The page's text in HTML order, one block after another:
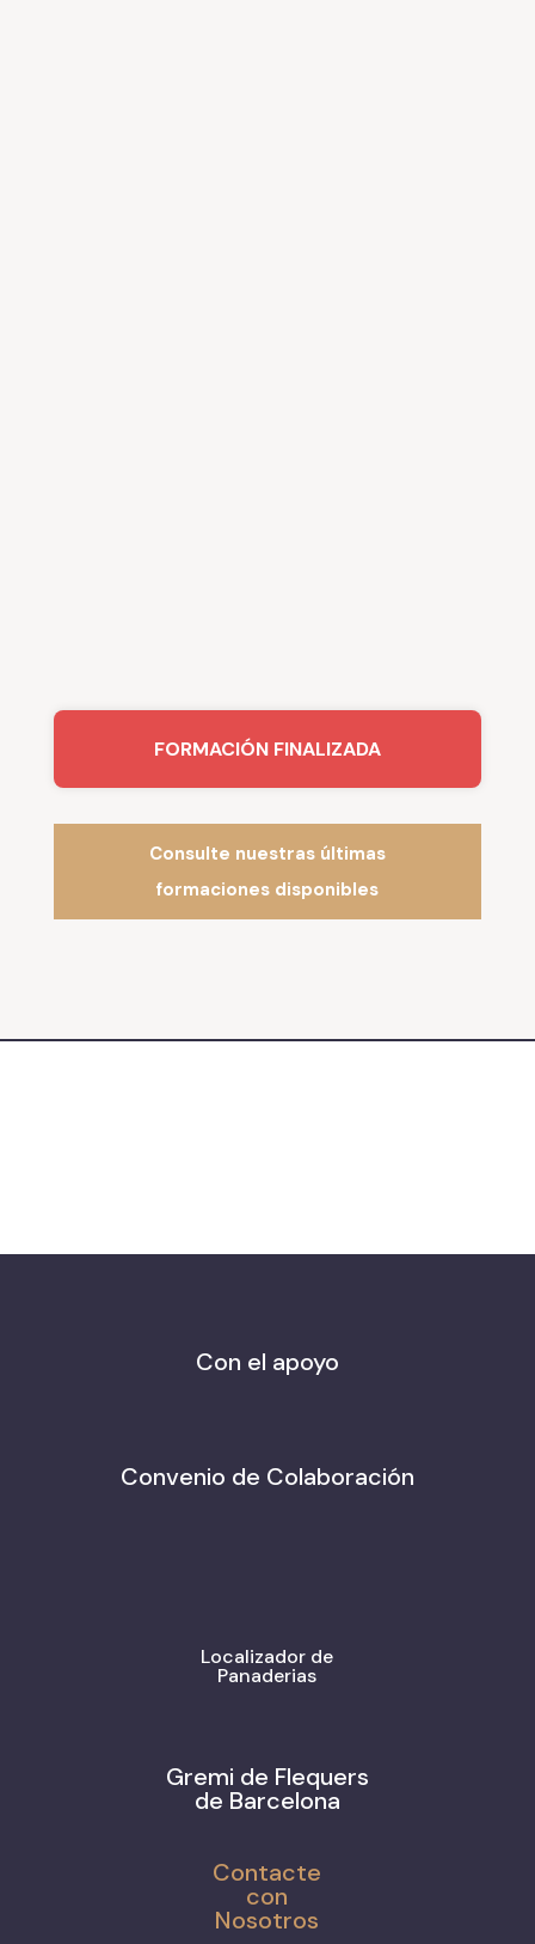
FORMACIÓN FINALIZADA
Consulte nuestras últimas
formaciones disponibles
Con el apoyo
Convenio de Colaboración
Localizador de
Panaderias
Gremi de Flequers
de Barcelona
Contacte
con
Nosotros